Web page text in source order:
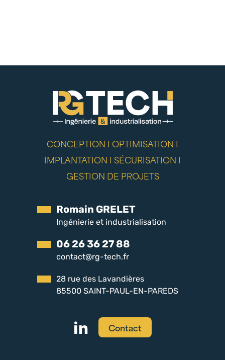
CONCEPTION I OPTIMISATION I
IMPLANTATION I SÉCURISATION I
GESTION DE PROJETS
Romain GRELET
Ingénierie et industrialisation
06 26 36 27 88
contact@rg-tech.fr
28 rue des Lavandières
85500 SAINT-PAUL-EN-PAREDS
Contact